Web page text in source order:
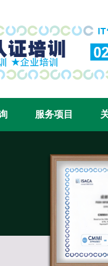
官网
服务项目